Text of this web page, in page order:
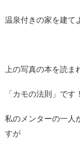
温泉付きの家を建て
上の写真の本を読ま
「カモの法則」です
私のメンターの一人
すが